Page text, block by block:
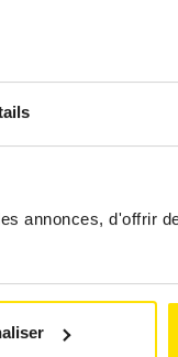
annonces, d'offrir